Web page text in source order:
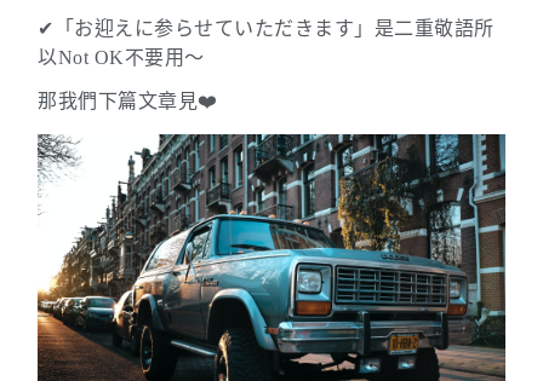
✔
「お迎えに参らせていただきます」是二重敬語所
以Not OK不要用～
那我們下篇文章見❤️